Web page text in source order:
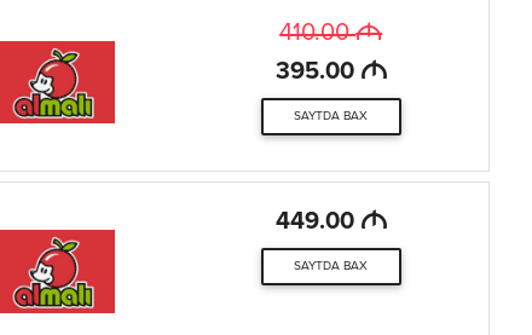
410.00M
395.00 M
SAYTDA BAX
449.00 M
SAYTDA BAX